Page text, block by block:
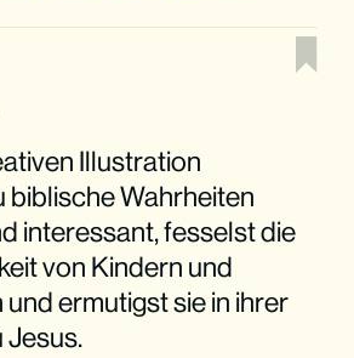
Illustration
biblische Wahrheiten
interessant, fesselst die
von Kindern und
ermutigst sie in ihrer
Jesus.